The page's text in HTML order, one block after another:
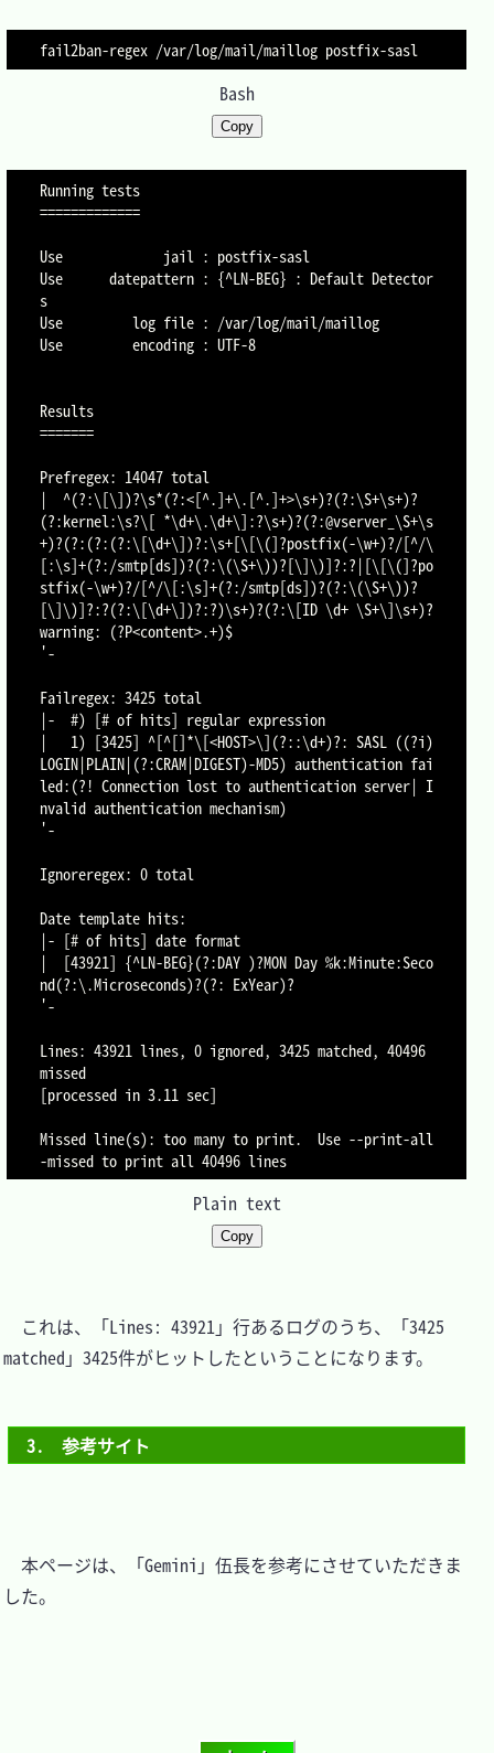
Bash
Copy
Running tests
=============
Use             jail : postfix-sasl
Use      datepattern : {^LN-BEG} : Default Detector
s
Use         log file : /var/log/mail/maillog
Use         encoding : UTF-8
Results
=======
Prefregex: 14047 total
|  ^(?:\[\])?\s*(?:<[^.]+\.[^.]+>\s+)?(?:\S+\s+)?
(?:kernel:\s?\[ *\d+\.\d+\]:?\s+)?(?:@vserver_\S+\s
+)?(?:(?:(?:\[\d+\])?:\s+[\[\(]?postfix(-\w+)?/[^/\
[:\s]+(?:/smtp[ds])?(?:\(\S+\))?[\]\)]?:?|[\[\(]?po
stfix(-\w+)?/[^/\[:\s]+(?:/smtp[ds])?(?:\(\S+\))?
[\]\)]?:?(?:\[\d+\])?:?)\s+)?(?:\[ID \d+ \S+\]\s+)?
warning: (?P<content>.+)$
'-
Failregex: 3425 total
|-  #) [# of hits] regular expression
|   1) [3425] ^[^[]*\[<HOST>\](?::\d+)?: SASL ((?i)
LOGIN|PLAIN|(?:CRAM|DIGEST)-MD5) authentication fai
led:(?! Connection lost to authentication server| I
nvalid authentication mechanism)
'-
Ignoreregex: 0 total
Date template hits:
|- [# of hits] date format
|  [43921] {^LN-BEG}(?:DAY )?MON Day %k:Minute:Seco
nd(?:\.Microseconds)?(?: ExYear)?
'-
Lines: 43921 lines, 0 ignored, 3425 matched, 40496
missed
[processed in 3.11 sec]
Missed line(s): too many to print.  Use --print-all
Plain text
Copy
これは、「Lines: 43921」行あるログのうち、「3425
matched」3425件がヒットしたということになります。
3.　参考サイト
本ページは、「Gemini」伍長を参考にさせていただきま
した。